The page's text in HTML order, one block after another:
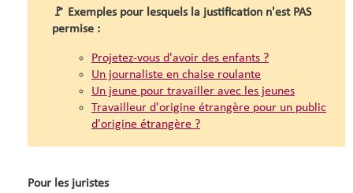
🚩 Exemples pour lesquels la justification n'est PAS
permise :
Projetez-vous d'avoir des enfants ?
Un journaliste en chaise roulante
Un jeune pour travailler avec les jeunes
Travailleur d'origine étrangère pour un public
d'origine étrangère ?
Pour les juristes